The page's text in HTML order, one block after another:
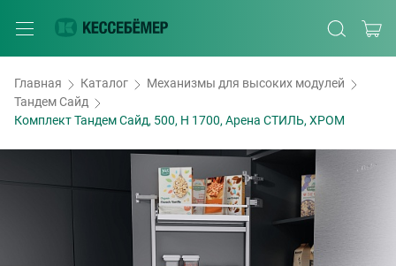
Главная Каталог
Механизмы для высоких модулей
Тандем Сайд
Комплект Тандем Сайд, 500, H 1700, Арена СТИЛЬ, ХРОМ